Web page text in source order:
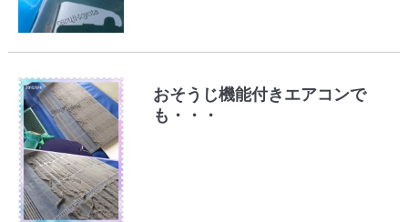
おそうじ機能付きエアコンで
も・・・